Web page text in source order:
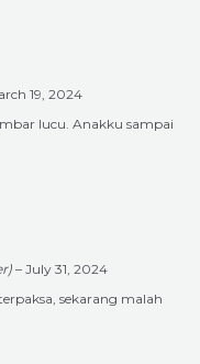
19, 2024
lucu. Anakku sampai
– July 31, 2024
sekarang malah